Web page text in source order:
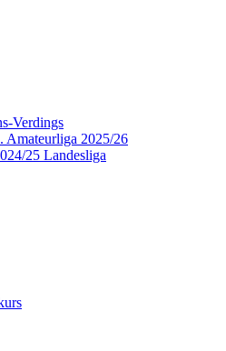
Verdings
Amateurliga 2025/26
25 Landesliga